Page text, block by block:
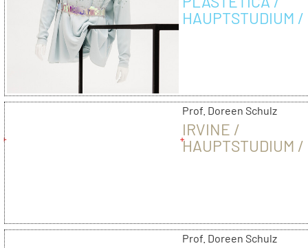
HAUPTSTUDIUM /
Prof. Doreen Schulz
IRVINE /
HAUPTSTUDIUM /
Prof. Doreen Schulz